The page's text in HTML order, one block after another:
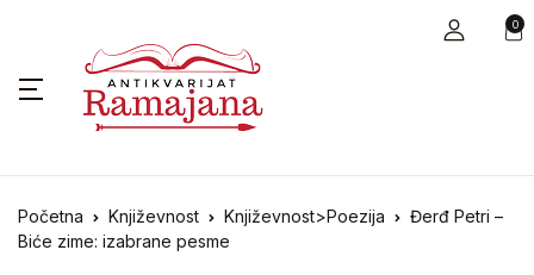
0
Početna Književnost Književnost>Poezija
Đerđ Petri –
Biće zime: izabrane pesme